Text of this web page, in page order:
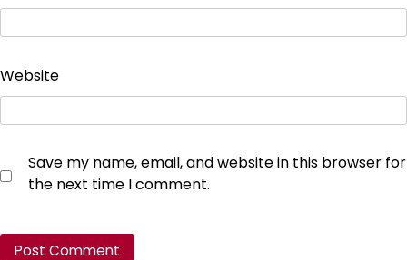
Website
Save my name, email, and website in this browser for
the next time I comment.